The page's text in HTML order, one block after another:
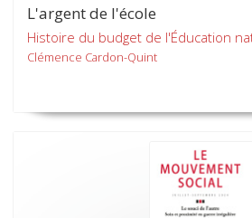
L'argent de l'école
Histoire du budget de l'Éducation
Clémence Cardon-Quint